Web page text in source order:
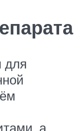
для
а